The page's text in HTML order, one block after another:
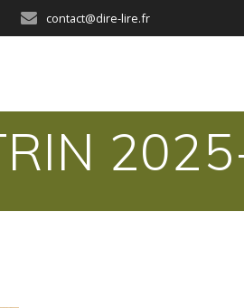
contact@dire-lire.fr